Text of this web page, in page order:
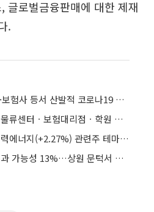
글로벌금융판매에 대한 제재
.
험사 등서 산발적 코로나19 확진"
‘미궁’에 빠진 감염경로…물류센터ㆍ보험대리점ㆍ학원 등 서울 곳곳 확산
29일, 사료(+10.91%), 풍력에너지(+2.27%) 관련주 테마 상승…태양광(-4.27%), 보험(-3.50%) 관련주 테마 하락
美 클래리티 법안 연내 통과 가능성 13%…상원 문턱서 제동